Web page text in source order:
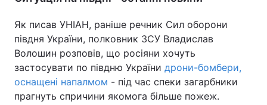
Як писав УНІАН, раніше речник Сил оборони
півдня України, полковник ЗСУ Владислав
Волошин розповів, що росіяни хочуть
застосувати по півдню України дрони-бомбери,
оснащені напалмом - під час спеки загарбники
прагнуть спричини якомога більше пожеж.